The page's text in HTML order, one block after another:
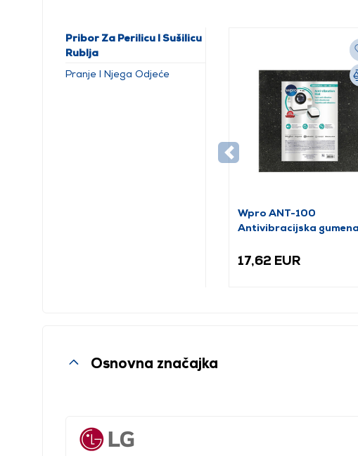
Pribor Za Perilicu I Sušilicu
Rublja
Pranje I Njega Odjeće
Wpro ANT-100
Antivibracijska gumena
17,62 EUR
Osnovna značajka